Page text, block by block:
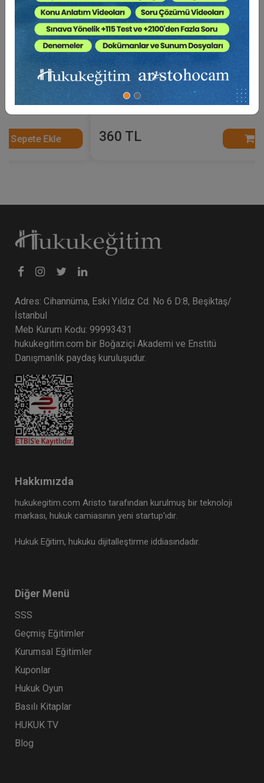
Anonim Şirketlerde Yönetim Kurulu - VI. Ticaret
Hukuku Kongresi - I. Oturum Video Kaydı
360 TL
Adres: Cihannüma, Eski Yıldız Cd. No 6 D:8, Beşiktaş/
İstanbul
Meb Kurum Kodu: 99993431
hukukegitim.com bir Boğaziçi Akademi ve Enstitü
Danışmanlık paydaş kuruluşudur.
Hakkımızda
hukukegitim.com Aristo tarafından kurulmuş bir teknoloji
markası, hukuk camiasının yeni startup’ıdır.
Hukuk Eğitim, hukuku dijitalleştirme iddiasındadır.
Diğer Menü
SSS
Geçmiş Eğitimler
Kurumsal Eğitimler
Kuponlar
Hukuk Oyun
Basılı Kitaplar
HUKUK TV
Blog